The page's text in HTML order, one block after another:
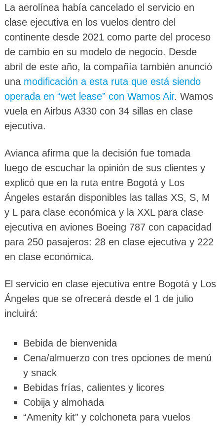
La aerolínea había cancelado el servicio en
clase ejecutiva en los vuelos dentro del
continente desde 2021 como parte del proceso
de cambio en su modelo de negocio. Desde
abril de este año, la compañía también anunció
una modificación a esta ruta que está siendo
operada en “wet lease” con Wamos Air. Wamos
vuela en Airbus A330 con 34 sillas en clase
ejecutiva.
Avianca afirma que la decisión fue tomada
luego de escuchar la opinión de sus clientes y
explicó que en la ruta entre Bogotá y Los
Ángeles estarán disponibles las tallas XS, S, M
y L para clase económica y la XXL para clase
ejecutiva en aviones Boeing 787 con capacidad
para 250 pasajeros: 28 en clase ejecutiva y 222
en clase económica.
El servicio en clase ejecutiva entre Bogotá y Los
Ángeles que se ofrecerá desde el 1 de julio
incluirá:
Bebida de bienvenida
Cena/almuerzo con tres opciones de menú
y snack
Bebidas frías, calientes y licores
Cobija y almohada
“Amenity kit” y colchoneta para vuelos